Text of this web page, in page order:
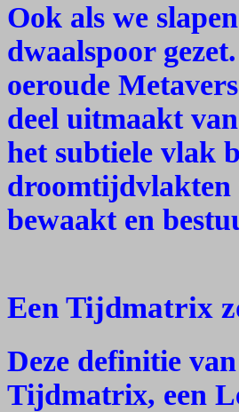
Ook als we
dwaalspoor
oeroude
deel uitmaakt
het subtiele vlak
droomtijdvlakten
bewaakt en
Een Tijdmatrix
Deze definitie
Tijdmatrix, een